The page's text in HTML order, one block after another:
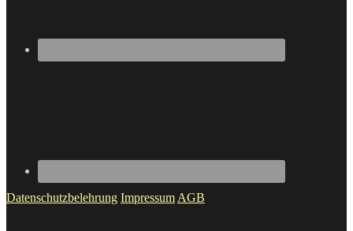
Datenschutzbelehrung Impressum AGB